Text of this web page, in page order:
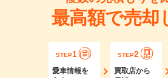
最高額で売却
STEP1
愛車情報を
STEP2
買取店から